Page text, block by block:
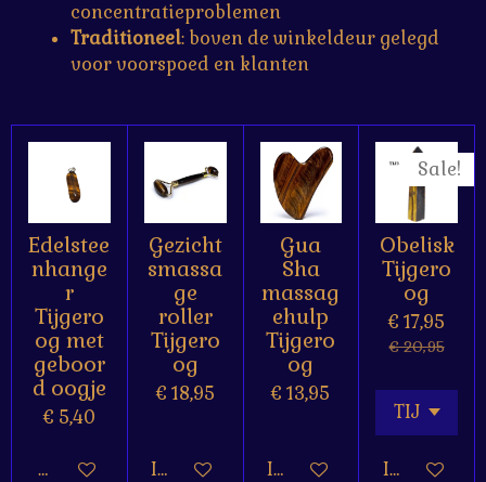
concentratieproblemen
Traditioneel: boven de winkeldeur gelegd
voor voorspoed en klanten
Edelstee
nhange
r
Tijgero
og met
geboor
d oogje
€ 5,40
Bekijk details
Gezicht
smassa
ge
roller
Tijgero
og
€ 18,95
In winkelwagen
Gua
Sha
massag
ehulp
Tijgero
og
€ 13,95
In winkelwagen
Sale!
Obelisk
Tijgero
og
€ 17,95
€ 20,95
In